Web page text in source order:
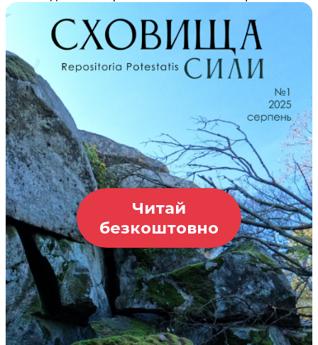
Читай
безкоштовно